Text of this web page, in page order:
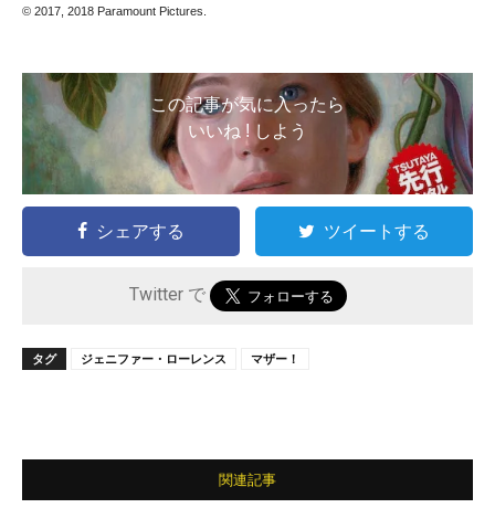
© 2017, 2018 Paramount Pictures.
この記事が気に入ったら
いいね ! しよう
シェアする ツイートする
Twitter で
タグ ジェニファー・ローレンス マザー！
関連記事